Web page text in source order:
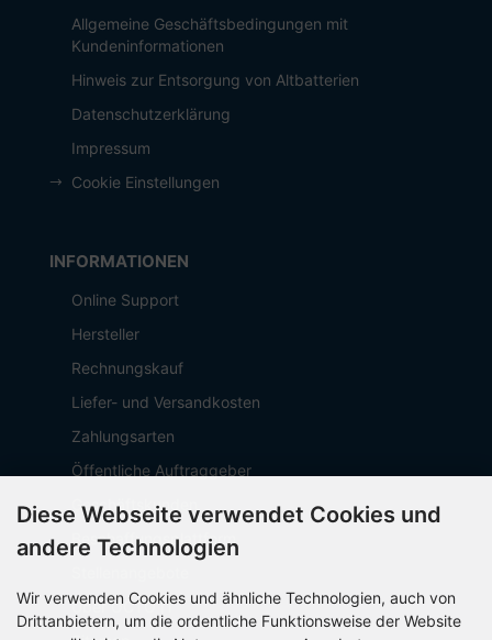
Allgemeine Geschäftsbedingungen mit
Kundeninformationen
Hinweis zur Entsorgung von Altbatterien
Datenschutzerklärung
Impressum
Cookie Einstellungen
INFORMATIONEN
Online Support
Hersteller
Rechnungskauf
Liefer- und Versandkosten
Zahlungsarten
Öffentliche Auftraggeber
Geschäftskunden
Beschaffungsplattform
Über OCTO IT
Diese Webseite verwendet Cookies und
andere Technologien
Wir verwenden Cookies und ähnliche Technologien, auch von
Drittanbietern, um die ordentliche Funktionsweise der Website